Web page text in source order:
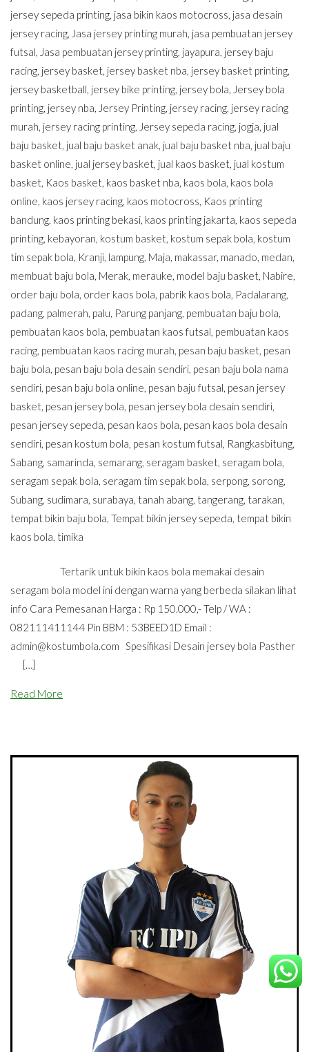
jersey sepeda printing, jasa bikin kaos motocross, jasa desain
jersey racing, Jasa jersey printing murah, jasa pembuatan jersey
futsal, Jasa pembuatan jersey printing, jayapura, jersey baju
racing, jersey basket, jersey basket nba, jersey basket printing,
jersey basketball, jersey bike printing, jersey bola, Jersey bola
printing, jersey nba, Jersey Printing, jersey racing, jersey racing
murah, jersey racing printing, Jersey sepeda racing, jogja, jual
baju basket, jual baju basket anak, jual baju basket nba, jual baju
basket online, jual jersey basket, jual kaos basket, jual kostum
basket, Kaos basket, kaos basket nba, kaos bola, kaos bola
online, kaos jersey racing, kaos motocross, Kaos printing
bandung, kaos printing bekasi, kaos printing jakarta, kaos sepeda
printing, kebayoran, kostum basket, kostum sepak bola, kostum
tim sepak bola, Kranji, lampung, Maja, makassar, manado, medan,
membuat baju bola, Merak, merauke, model baju basket, Nabire,
order baju bola, order kaos bola, pabrik kaos bola, Padalarang,
padang, palmerah, palu, Parung panjang, pembuatan baju bola,
pembuatan kaos bola, pembuatan kaos futsal, pembuatan kaos
racing, pembuatan kaos racing murah, pesan baju basket, pesan
baju bola, pesan baju bola desain sendiri, pesan baju bola nama
sendiri, pesan baju bola online, pesan baju futsal, pesan jersey
basket, pesan jersey bola, pesan jersey bola desain sendiri,
pesan jersey sepeda, pesan kaos bola, pesan kaos bola desain
sendiri, pesan kostum bola, pesan kostum futsal, Rangkasbitung,
Sabang, samarinda, semarang, seragam basket, seragam bola,
seragam sepak bola, seragam tim sepak bola, serpong, sorong,
Subang, sudimara, surabaya, tanah abang, tangerang, tarakan,
tempat bikin baju bola, Tempat bikin jersey sepeda, tempat bikin
kaos bola, timika
Tertarik untuk bikin kaos bola memakai desain
seragam bola model ini dengan warna yang berbeda silakan lihat
info Cara Pemesanan Harga : Rp 150.000,- Telp / WA :
082111411144 Pin BBM : 53BEED1D Email :
admin@kostumbola.com Spesifikasi Desain jersey bola Pasther
[…]
Read More